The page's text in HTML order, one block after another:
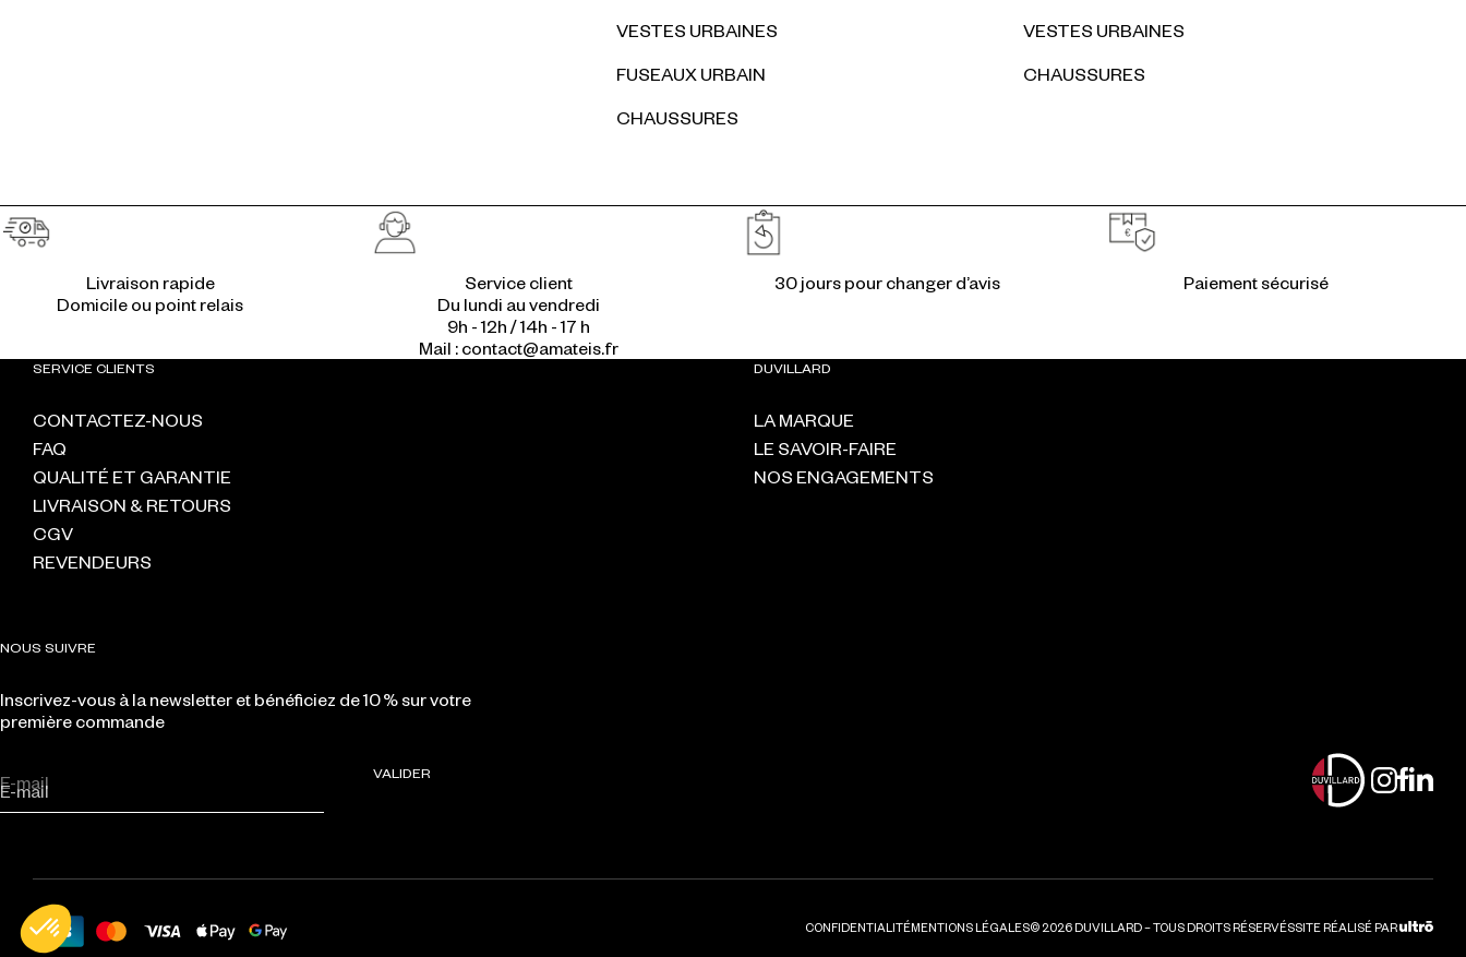
VESTES URBAINES
FUSEAUX URBAIN
CHAUSSURES
VESTES URBAINES
CHAUSSURES
Réassurances
Livraison rapide
Service client
Du lundi au vendredi
9h - 12h / 14h - 17 h
Mail : contact@amateis.fr
NOUS SUIVRE
Inscrivez-vous à la newsletter et bénéficiez de 10 % sur votre
première commande
E-mail
VALIDER
SERVICE CLIENTS
CONTACTEZ-NOUS
FAQ
QUALITÉ ET GARANTIE
LIVRAISON & RETOURS
CGV
REVENDEURS
DUVILLARD
LA MARQUE
LE SAVOIR-FAIRE
NOS ENGAGEMENTS
Moyens de paiement CONFIDENTIALITÉMENTIONS LÉGALES© 2026DUVILLARD –TOUS DROITS RÉSERVÉSSITE RÉALISÉ PAR